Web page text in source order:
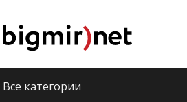
Все категории